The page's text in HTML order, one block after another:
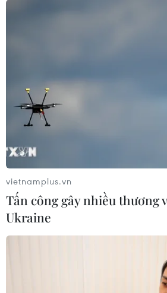
vietnamplus.vn
Tấn công gây nhiều thương
Ukraine